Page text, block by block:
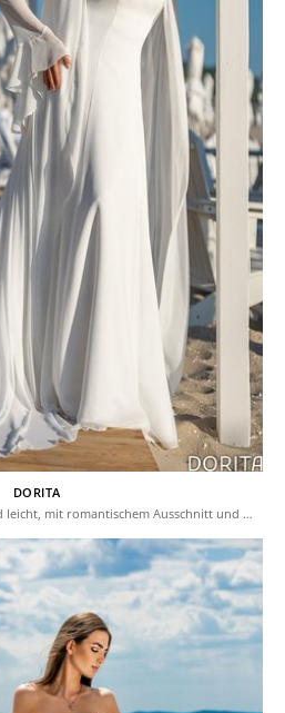
DORITA
leicht, mit romantischem Ausschnitt und …